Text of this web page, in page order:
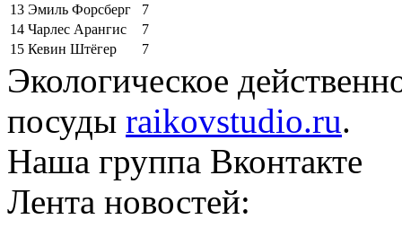
13 Эмиль Форсберг
7
14 Чарлес Арангис
7
15 Кевин Штёгер 7
Экологическое
посуды raikovstudio.ru.
Наша группа Вконтакте
Лента новостей: